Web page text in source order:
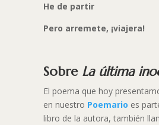
He de partir
Pero arremete, ¡viajera!
Sobre La última
El poema que hoy
en nuestro Poemario es
libro de la autora, también